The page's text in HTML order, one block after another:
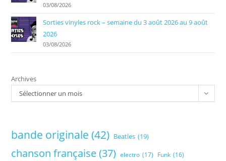
03/08/2026
Sorties vinyles rock – semaine du 3 août 2026 au 9 août
2026
03/08/2026
Archives
Sélectionner un mois
bande originale (42) Beatles (19)
chanson française (37) electro (17) Funk (16)